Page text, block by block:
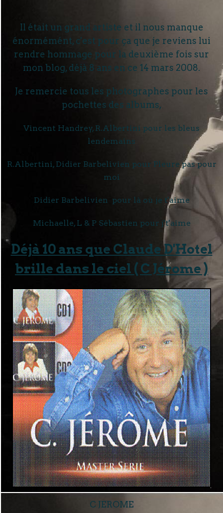
Il était un grand artiste et il nous manque
énormémént, c'est pour ça que je reviens lui
rendre hommage pour la deuxième fois sur
mon blog, déjà 8 ans en ce 14 mars 2008.
Je remercie tous les photographes pour les
pochettes des albums,
Vincent Handrey, R.Albertini pour les bleus
lendemains
R.Albertini, Didier Barbelivien pour Pleure pas pour
moi
Didier Barbelivien pour là où je t'aime
Michaelle, L & P Sébastien pour j't'aime
Déjà 10 ans que Claude D'Hotel
brille dans le ciel ( C Jérome )
C JEROME